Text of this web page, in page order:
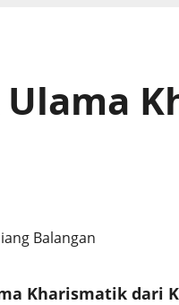
Kharismatik dari